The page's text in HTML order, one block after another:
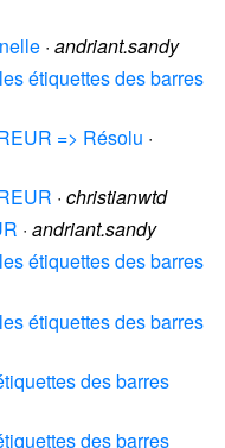
· andriant.sandy
étiquettes des barres
=> Résolu ·
· christianwtd
· andriant.sandy
étiquettes des barres
étiquettes des barres
des barres
des barres